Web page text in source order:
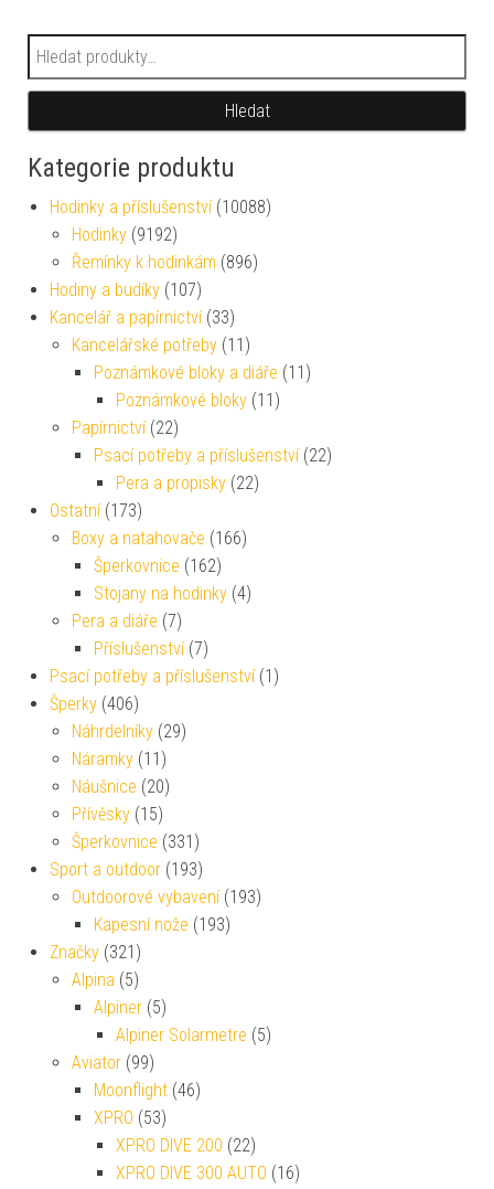
Hledat:
Hledat
Kategorie produktu
Hodinky a příslušenství (10088)
Hodinky (9192)
Řemínky k hodinkám (896)
Hodiny a budíky (107)
Kancelář a papírnictví (33)
Kancelářské potřeby (11)
Poznámkové bloky a diáře (11)
Poznámkové bloky (11)
Papírnictví (22)
Psací potřeby a příslušenství (22)
Pera a propisky (22)
Ostatní (173)
Boxy a natahovače (166)
Šperkovnice (162)
Stojany na hodinky (4)
Pera a diáře (7)
Příslušenství (7)
Psací potřeby a příslušenství (1)
Šperky (406)
Náhrdelníky (29)
Náramky (11)
Náušnice (20)
Přívěsky (15)
Šperkovnice (331)
Sport a outdoor (193)
Outdoorové vybavení (193)
Kapesní nože (193)
Značky (321)
Alpina (5)
Alpiner (5)
Alpiner Solarmetre (5)
Aviator (99)
Moonflight (46)
XPRO (53)
XPRO DIVE 200 (22)
XPRO DIVE 300 AUTO (16)